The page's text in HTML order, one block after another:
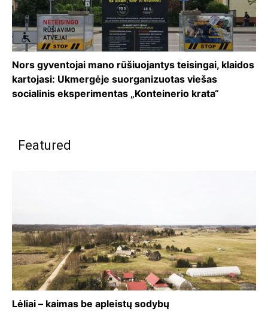
Nors gyventojai mano rūšiuojantys teisingai, klaidos
kartojasi: Ukmergėje suorganizuotas viešas
socialinis eksperimentas „Konteinerio krata“
Featured
Lėliai – kaimas be apleistų sodybų